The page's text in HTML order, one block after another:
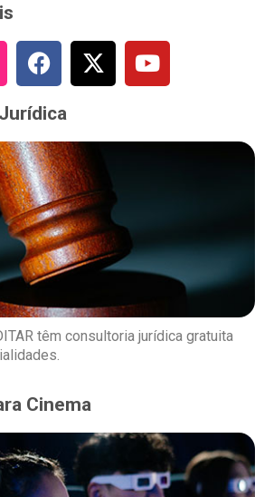
têm consultoria jurídica gratuita
Cinema